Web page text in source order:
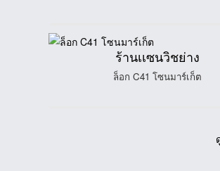
ร้านเเซนวิชย่าง
ล็อก C41 โซนมาร์เก็ต